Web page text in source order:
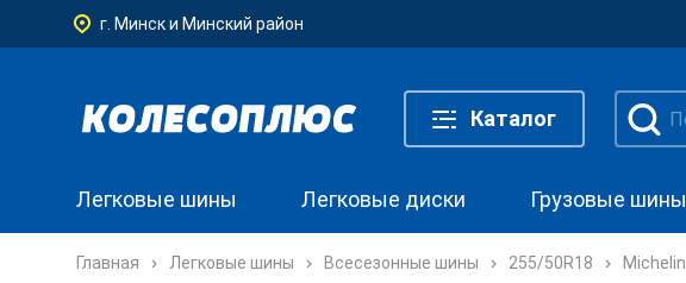
г. Минск и Минский район
Каталог
Легковые шины Легковые диски Грузовые шины
Главная Легковые шины Всесезонные шины 255/50R18 Michelin